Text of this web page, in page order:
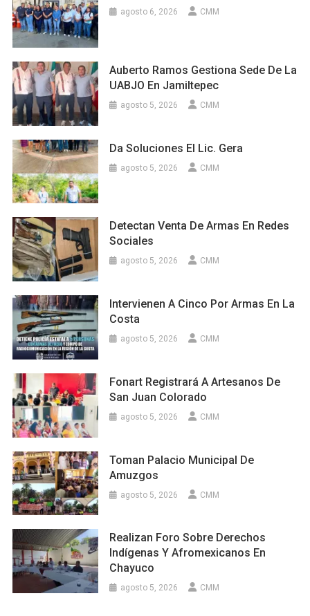
agosto 6, 2026 CMM
Auberto Ramos Gestiona Sede De La
UABJO En Jamiltepec
agosto 5, 2026 CMM
Da Soluciones El Lic. Gera
agosto 5, 2026 CMM
Detectan Venta De Armas En Redes
Sociales
agosto 5, 2026 CMM
Intervienen A Cinco Por Armas En La
Costa
agosto 5, 2026 CMM
Fonart Registrará A Artesanos De
San Juan Colorado
agosto 5, 2026 CMM
Toman Palacio Municipal De
Amuzgos
agosto 5, 2026 CMM
Realizan Foro Sobre Derechos
Indígenas Y Afromexicanos En
Chayuco
agosto 5, 2026 CMM